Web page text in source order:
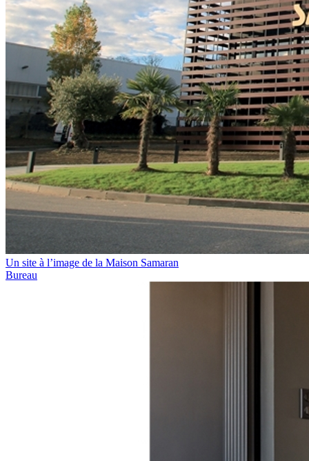
Un site à l’image de la Maison Samaran
Bureau